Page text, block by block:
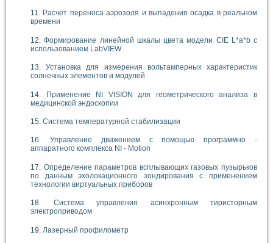
Расчет переноса аэрозоля и выпадения осадка в реальном
времени
Формирование линейной шкалы цвета модели CIE L*a*b с
использованием LabVIEW
Установка для измерения вольтамперных характеристик
солнечных элементов и модулей
Применение NI VISION для геометрического анализа в
медицинской эндоскопии
Система температурной стабилизации
Управление движением с помощью программно -
аппаратного комплекса NI - Motion
Определение параметров всплывающих газовых пузырьков
по данным эхолокационного зондирования с применением
технологии виртуальных приборов
Система управления асинхронным тиристорным
электроприводом
Лазерный профилометр